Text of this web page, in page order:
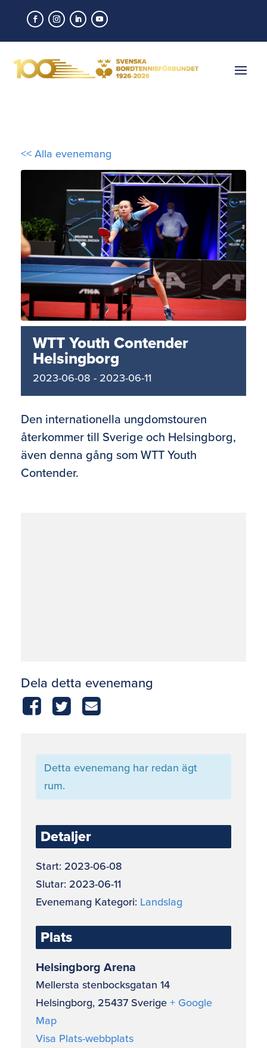
<< Alla evenemang
WTT Youth Contender
Helsingborg
2023-06-08 - 2023-06-11
Den internationella ungdomstouren
återkommer till Sverige och Helsingborg,
även denna gång som WTT Youth
Contender.
Dela detta evenemang
Detta evenemang har redan ägt
rum.
Detaljer
Start: 2023-06-08
Slutar: 2023-06-11
Evenemang Kategori: Landslag
Plats
Helsingborg Arena
Mellersta stenbocksgatan 14
Helsingborg, 25437 Sverige + Google
Map
Visa Plats-webbplats